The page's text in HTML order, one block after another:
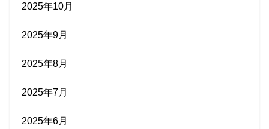
2025年10月
2025年9月
2025年8月
2025年7月
2025年6月